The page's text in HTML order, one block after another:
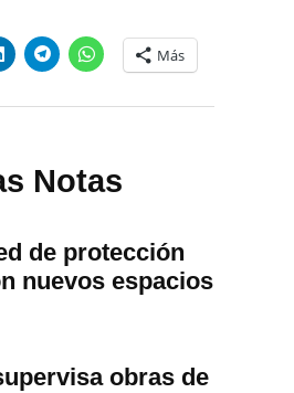
Más
Notas
de protección
nuevos espacios
obras de